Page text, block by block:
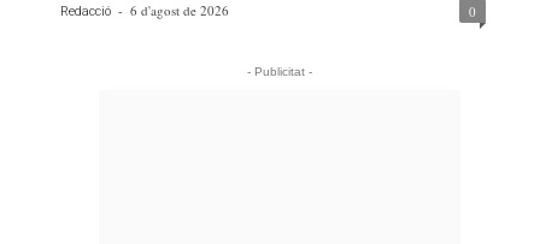
Redacció - 6 d'agost de 2026 0
- Publicitat -